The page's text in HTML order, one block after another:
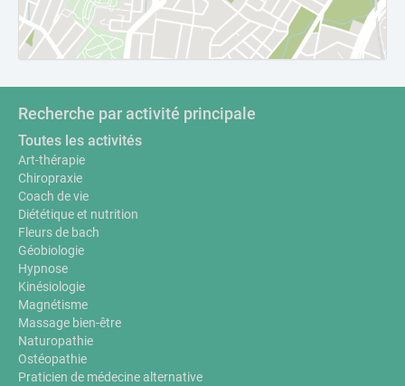
Recherche par activité principale
Toutes les activités
Art-thérapie
Chiropraxie
Coach de vie
Diététique et nutrition
Fleurs de bach
Géobiologie
Hypnose
Kinésiologie
Magnétisme
Massage bien-être
Naturopathie
Ostéopathie
Praticien de médecine alternative